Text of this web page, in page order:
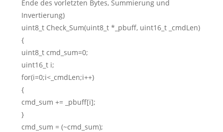
Ende des vorletzten Bytes, Summierung und
Invertierung)
uint8_t Check_Sum(uint8_t *_pbuff, uint16_t _cmdLen)
{
uint8_t cmd_sum=0;
uint16_t i;
for(i=0;i<_cmdLen;i++)
{
cmd_sum += _pbuff[i];
}
cmd_sum = (~cmd_sum);